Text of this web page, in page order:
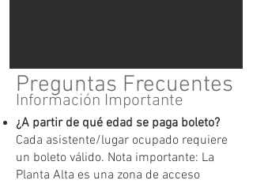
Preguntas Frecuentes
Información Importante
¿A partir de qué edad se paga boleto?
Cada asistente/lugar ocupado requiere
un boleto válido. Nota importante: La
Planta Alta es una zona de acceso